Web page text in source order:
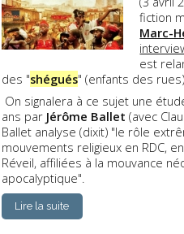
fiction
Marc-
est
des "shégués" (enfants des
On signalera à ce sujet une
ans par Jérôme Ballet (avec
Ballet analyse (dixit) "le rôle
mouvements religieux en RDC,
Réveil, affiliées à la mouvance
apocalyptique".
Lire la suite